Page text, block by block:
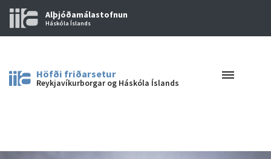
Alþjóðamálastofnun
Háskóla Íslands
Höfði friðarsetur
Reykjavíkurborgar og Háskóla Íslands